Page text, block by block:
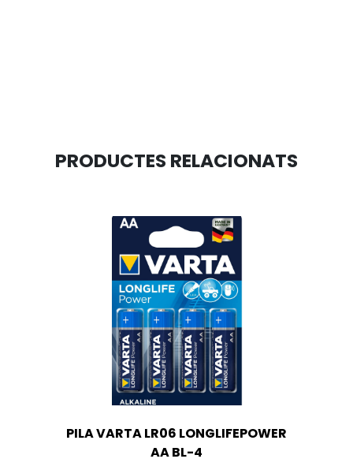
PRODUCTES RELACIONATS
PILA VARTA LR06 LONGLIFEPOWER
AA BL-4